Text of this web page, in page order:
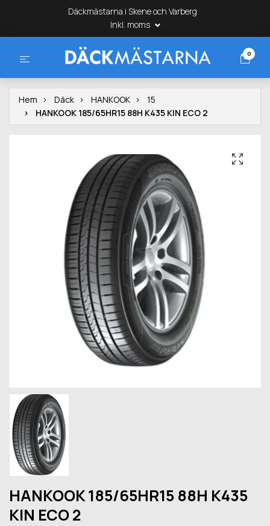
Däckmästarna i Skene och Varberg
Inkl. moms
0
Hem Däck HANKOOK
15
HANKOOK 185/65HR15 88H K435 KIN ECO 2
HANKOOK 185/65HR15 88H K435
KIN ECO 2